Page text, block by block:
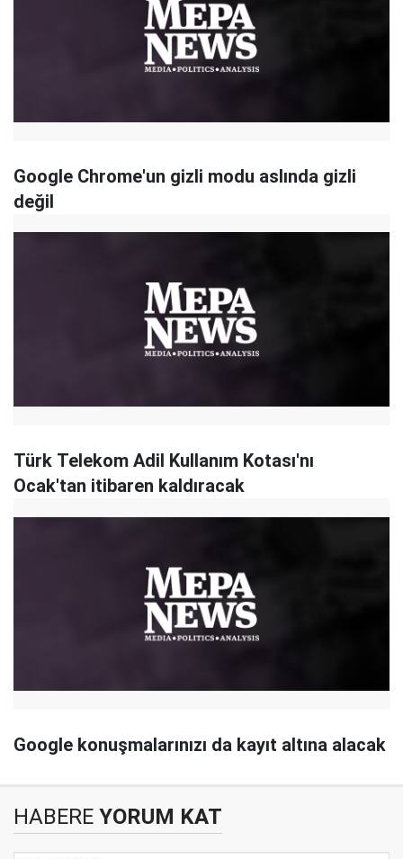
Google Chrome'un gizli modu aslında gizli
değil
Türk Telekom Adil Kullanım Kotası'nı
Ocak'tan itibaren kaldıracak
Google konuşmalarınızı da kayıt altına alacak
HABERE YORUM KAT